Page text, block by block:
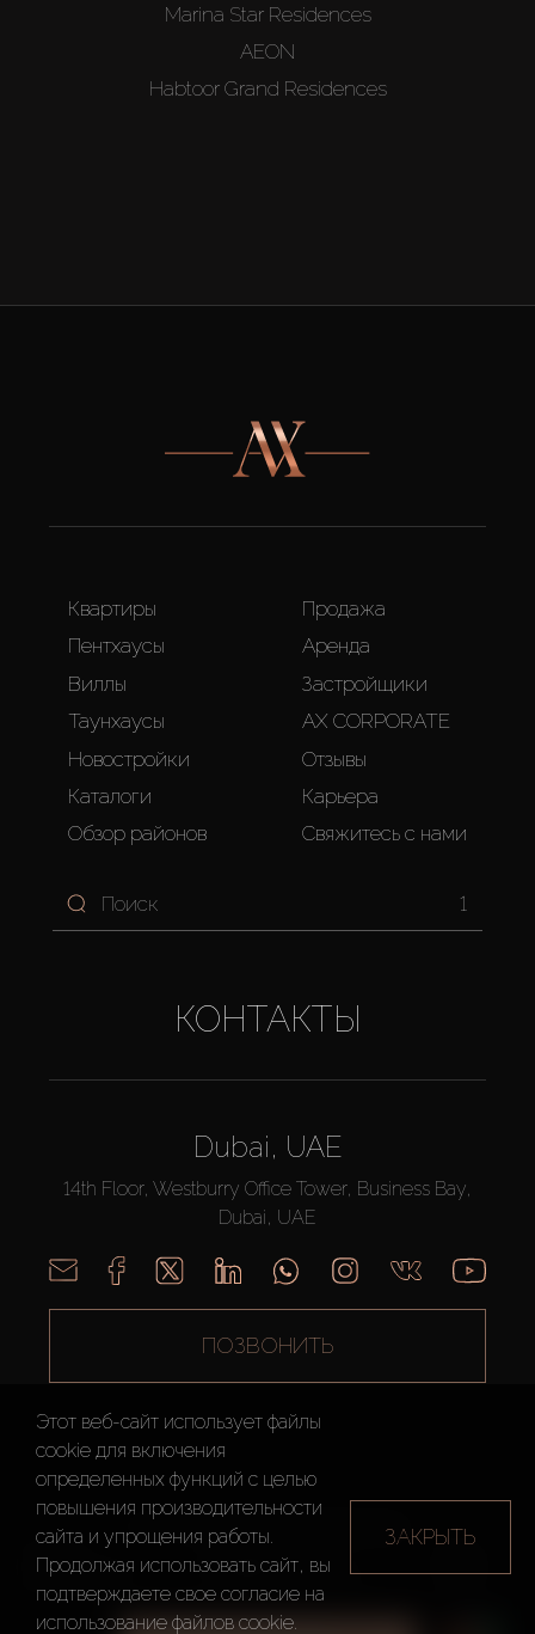
Marina Star Residences
AEON
Habtoor Grand Residences
Квартиры
Пентхаусы
Виллы
Таунхаусы
Новостройки
Каталоги
Обзор районов
Продажа
Аренда
Застройщики
AX CORPORATE
Отзывы
Карьера
Свяжитесь с нами
1
КОНТАКТЫ
Dubai, UAE
14th Floor, Westburry Office Tower, Business Bay,
Dubai, UAE
ПОЗВОНИТЬ
AX CAPITAL ©2026 Все Права Защищены
Условия
использования
конфиденциальности
сайта
Этот веб-сайт использует файлы
cookie для включения
определенных функций c целью
повышения производительности
сайта и упрощения работы.
Продолжая использовать сайт, вы
подтверждаете свое согласие на
использование файлов cookie.
ЗАКРЫТЬ